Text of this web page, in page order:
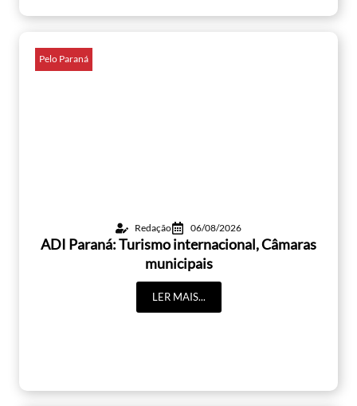
Pelo Paraná
Redação 06/08/2026
ADI Paraná: Turismo internacional, Câmaras
municipais
LER MAIS...